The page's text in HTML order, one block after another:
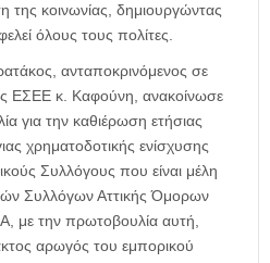
της κοινωνίας, δημιουργώντας
όλους τους πολίτες.
ανταποκρινόμενος σε
ΕΣΕΕ κ. Καφούνη, ανακοίνωσε
για την καθιέρωση ετήσιας
χρηματοδοτικής ενίσχυσης
Συλλόγους που είναι μέλη
Συλλόγων Αττικής Όμορων
με την πρωτοβουλία αυτή,
αρωγός του εμπορικού